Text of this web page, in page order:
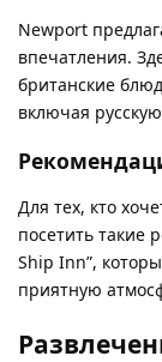
Newport
впечатления.
британские
включая
Для тех, кто
посетить такие
Ship Inn”,
приятную